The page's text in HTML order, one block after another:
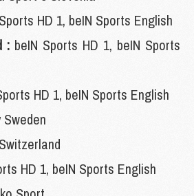
HD 1, beIN Sports English
: beIN Sports HD 1, beIN Sports
HD 1, beIN Sports English
HD 1, beIN Sports English